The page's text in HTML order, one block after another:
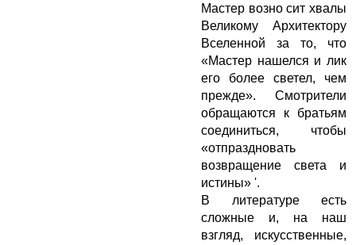
Мастер возно сит хвалы
Великому Архитектору
Вселенной за то, что
«Мастер нашелся и лик
его более светел, чем
прежде». Смотрители
обращаются к братьям
соединиться, чтобы
«отпраздновать
возвращение света и
истины» '.
В литературе есть
сложные и, на наш
взгляд, искусственные,